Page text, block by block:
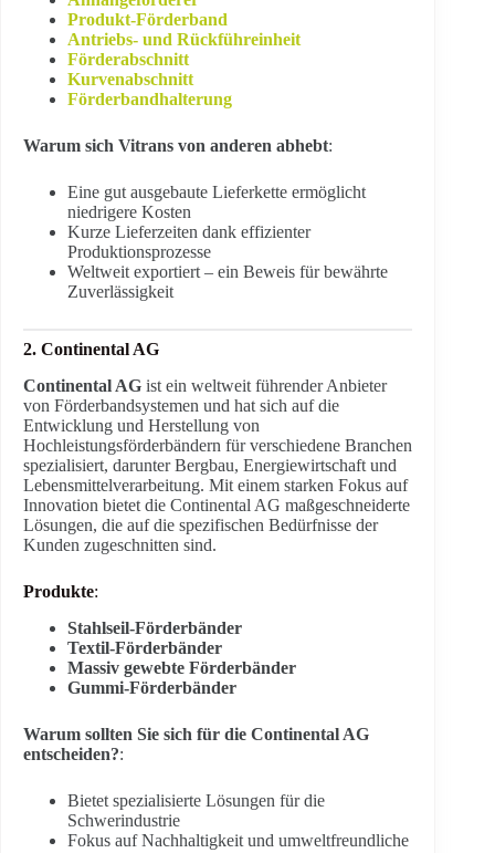
Produkt-Förderband
Antriebs- und Rückführeinheit
Förderabschnitt
Kurvenabschnitt
Förderbandhalterung
Warum sich Vitrans von anderen abhebt:
Eine gut ausgebaute Lieferkette ermöglicht
niedrigere Kosten
Kurze Lieferzeiten dank effizienter
Produktionsprozesse
Weltweit exportiert – ein Beweis für bewährte
Zuverlässigkeit
2. Continental AG
Continental AG ist ein weltweit führender Anbieter
von Förderbandsystemen und hat sich auf die
Entwicklung und Herstellung von
Hochleistungsförderbändern für verschiedene Branchen
spezialisiert, darunter Bergbau, Energiewirtschaft und
Lebensmittelverarbeitung. Mit einem starken Fokus auf
Innovation bietet die Continental AG maßgeschneiderte
Lösungen, die auf die spezifischen Bedürfnisse der
Kunden zugeschnitten sind.
Produkte:
Stahlseil-Förderbänder
Textil-Förderbänder
Massiv gewebte Förderbänder
Gummi-Förderbänder
Warum sollten Sie sich für die Continental AG
entscheiden?:
Bietet spezialisierte Lösungen für die
Schwerindustrie
Fokus auf Nachhaltigkeit und umweltfreundliche